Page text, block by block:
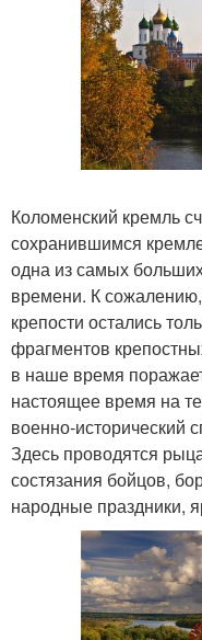
Коломенский кремль
сохранившимся
одна из самых
времени. К
крепости остались
фрагментов
в наше время
настоящее время на
военно-исторический
Здесь проводятся
состязания бойцов,
народные праздники,